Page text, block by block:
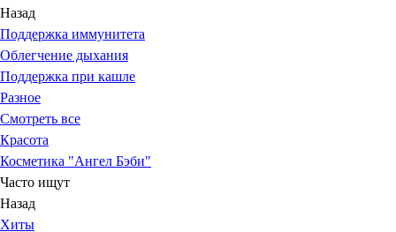
Назад
Поддержка иммунитета
Облегчение дыхания
Поддержка при кашле
Разное
Смотреть все
Красота
Косметика "Ангел Бэби"
Часто ищут
Назад
Хиты